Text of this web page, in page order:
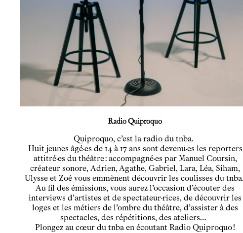
Radio Quiproquo
Quiproquo, c’est la radio du tnba.
Huit jeunes âgé·es de 14 à 17 ans sont devenu·es les reporters
attitré·es du théâtre : accompagné·es par Manuel Coursin,
créateur sonore,Adrien, Agathe, Gabriel, Lara, Léa, Siham,
Ulysse et Zoé vous emmènent découvrir les coulisses du tnba.
Au fil des émissions, vous aurez l’occasion d’écouter des
interviews d’artistes et de spectateur·rices, de découvrir les
loges et les métiers de l’ombre du théâtre, d’assister à des
spectacles, des répétitions, des ateliers…
Plongez au cœur du tnba en écoutant Radio Quiproquo !